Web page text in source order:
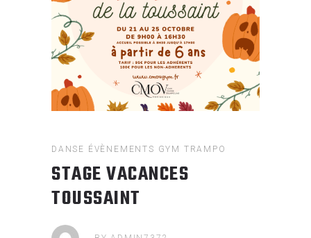
DANSE ÉVÈNEMENTS GYM TRAMPO
STAGE VACANCES
TOUSSAINT